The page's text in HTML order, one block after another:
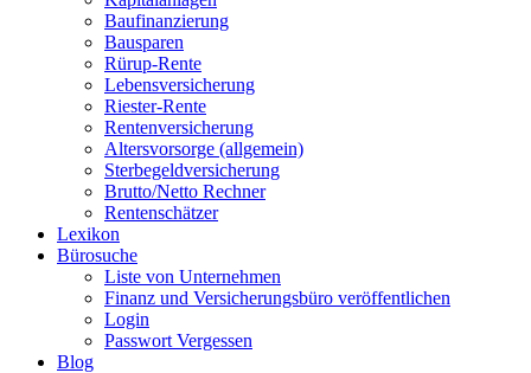
Baufinanzierung
Bausparen
Rürup-Rente
Lebensversicherung
Riester-Rente
Rentenversicherung
Altersvorsorge (allgemein)
Sterbegeldversicherung
Brutto/Netto Rechner
Rentenschätzer
Lexikon
Bürosuche
Liste von Unternehmen
Finanz und Versicherungsbüro veröffentlichen
Login
Passwort Vergessen
Blog